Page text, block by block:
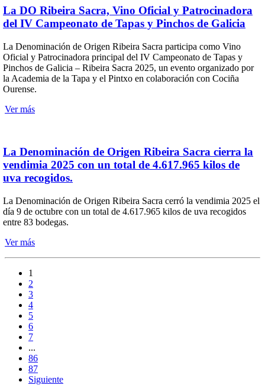
La DO Ribeira Sacra, Vino Oficial y Patrocinadora
del IV Campeonato de Tapas y Pinchos de Galicia
La Denominación de Origen Ribeira Sacra participa como Vino
Oficial y Patrocinadora principal del IV Campeonato de Tapas y
Pinchos de Galicia – Ribeira Sacra 2025, un evento organizado por
la Academia de la Tapa y el Pintxo en colaboración con Cociña
Ourense.
Ver más
La Denominación de Origen Ribeira Sacra cierra la
vendimia 2025 con un total de 4.617.965 kilos de
uva recogidos.
La Denominación de Origen Ribeira Sacra cerró la vendimia 2025 el
día 9 de octubre con un total de 4.617.965 kilos de uva recogidos
entre 83 bodegas.
Ver más
1
2
3
4
5
6
7
...
86
87
Siguiente